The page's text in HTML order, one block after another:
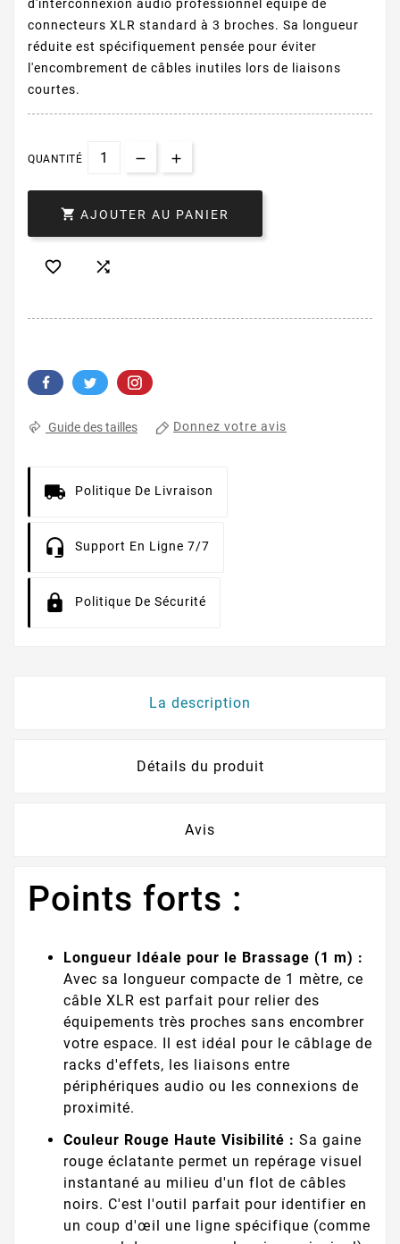
d'interconnexion audio professionnel équipé de
connecteurs XLR standard à 3 broches. Sa longueur
réduite est spécifiquement pensée pour éviter
l'encombrement de câbles inutiles lors de liaisons
courtes.
QUANTITÉ
 AJOUTER AU PANIER
 
Guide des tailles Donnez votre avis
Politique De Livraison
Support En Ligne 7/7
Politique De Sécurité
La description
Détails du produit
Avis
Points forts :
Longueur Idéale pour le Brassage (1 m) :
Avec sa longueur compacte de 1 mètre, ce
câble XLR est parfait pour relier des
équipements très proches sans encombrer
votre espace. Il est idéal pour le câblage de
racks d'effets, les liaisons entre
périphériques audio ou les connexions de
proximité.
Couleur Rouge Haute Visibilité : Sa gaine
rouge éclatante permet un repérage visuel
instantané au milieu d'un flot de câbles
noirs. C'est l'outil parfait pour identifier en
un coup d'œil une ligne spécifique (comme